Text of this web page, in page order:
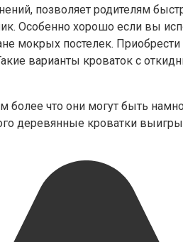
позволяет родителям
Особенно хорошо если вы
мокрых постелек.
варианты кроваток с
более что они могут быть
деревянные кроватки